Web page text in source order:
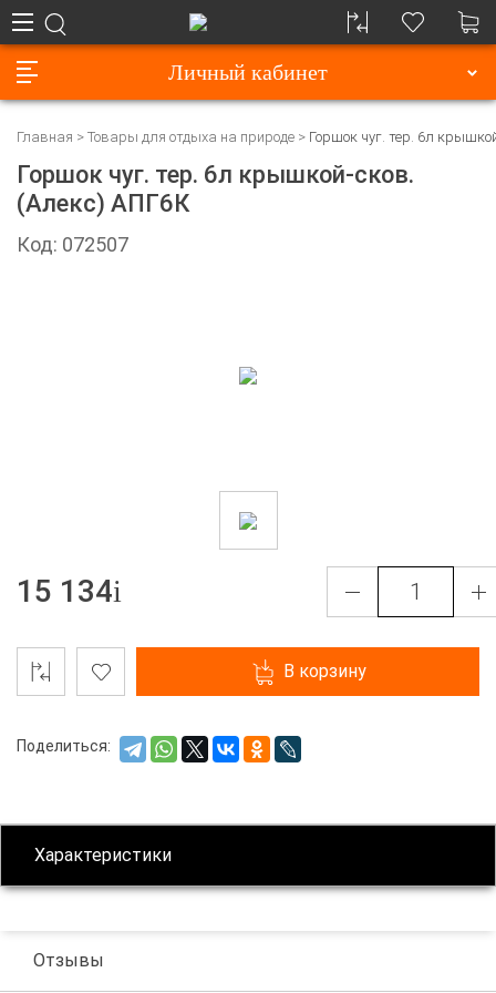
Личный кабинет
Главная Товары для отдыха на природе Горшок чуг. тер. 6л
Горшок чуг. тер. 6л крышкой-сков.
(Алекс) АПГ6К
Код: 072507
15 134
В корзину
Поделиться:
Характеристики
Отзывы